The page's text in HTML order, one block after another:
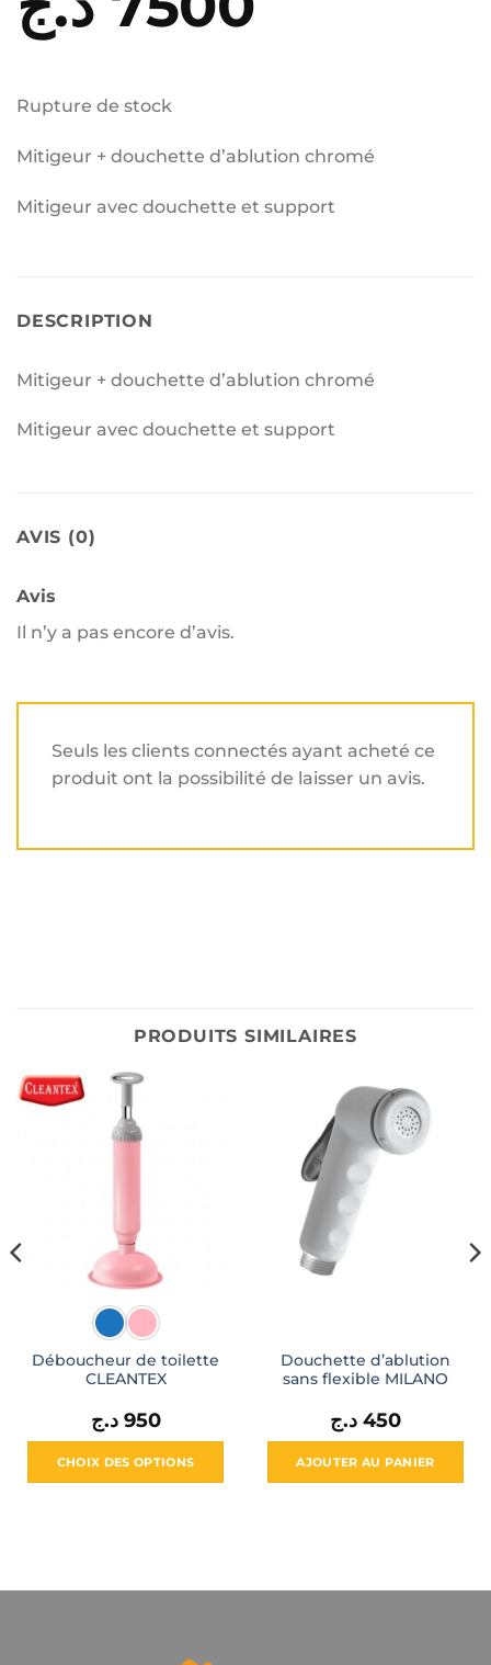
Rupture de stock
Mitigeur + douchette d’ablution chromé
Mitigeur avec douchette et support
DESCRIPTION
Mitigeur + douchette d’ablution chromé
Mitigeur avec douchette et support
AVIS (0)
Avis
Il n’y a pas encore d’avis.
Seuls les clients connectés ayant acheté ce
produit ont la possibilité de laisser un avis.
PRODUITS SIMILAIRES
Déboucheur de toilette
CLEANTEX
950 د.ج
CHOIX DES OPTIONS
Douchette d’ablution
sans flexible MILANO
450 د.ج
AJOUTER AU PANIER